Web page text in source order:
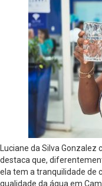
Luciane da Silva
destaca que,
ela tem a tranquilidade de
qualidade da água em